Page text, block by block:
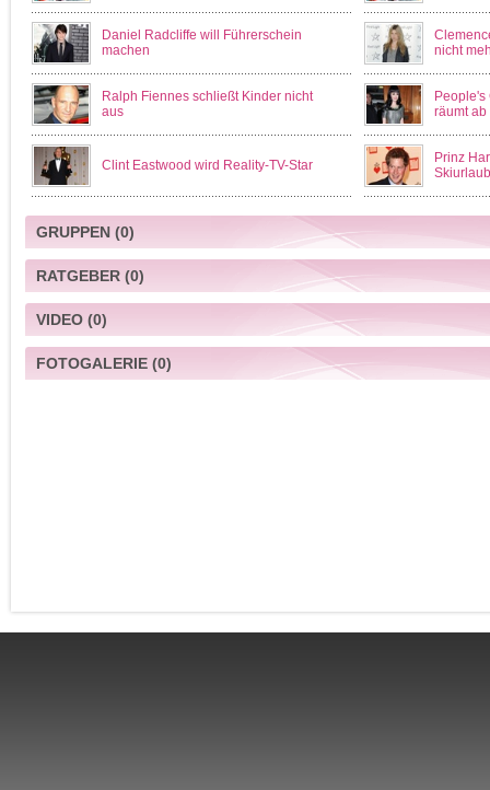
Daniel Radcliffe will Führerschein
machen
nicht
Ralph Fiennes schließt Kinder nicht
aus
People's
räumt ab
Clint Eastwood wird Reality-TV-Star
Prinz
Skiurlaub
GRUPPEN(0)
RATGEBER(0)
VIDEO(0)
FOTOGALERIE(0)